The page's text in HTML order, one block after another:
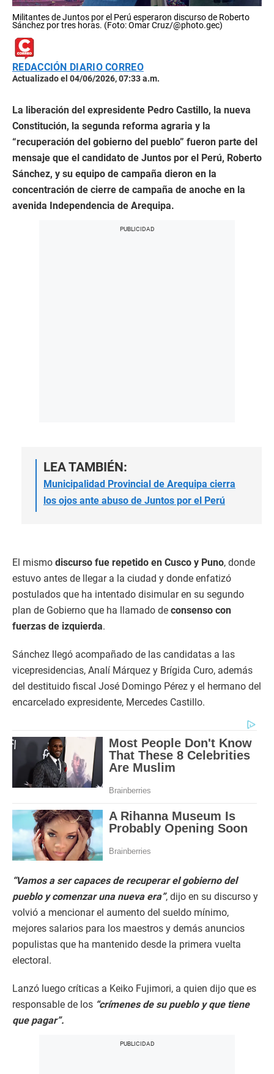
Militantes de Juntos por el Perú esperaron discurso de Roberto
Sánchez por tres horas. (Foto: Omar Cruz/@photo.gec)
REDACCIÓN DIARIO CORREO
Actualizado el 04/06/2026, 07:33 a.m.
La liberación del expresidente Pedro Castillo, la nueva
Constitución, la segunda reforma agraria y la
“recuperación del gobierno del pueblo” fueron parte del
mensaje que el candidato de Juntos por el Perú, Roberto
Sánchez, y su equipo de campaña dieron en la
concentración de cierre de campaña de anoche en la
avenida Independencia de Arequipa.
LEA TAMBIÉN:
Municipalidad Provincial de Arequipa cierra
los ojos ante abuso de Juntos por el Perú
El mismo discurso fue repetido en Cusco y Puno, donde
estuvo antes de llegar a la ciudad y donde enfatizó
postulados que ha intentado disimular en su segundo
plan de Gobierno que ha llamado de consenso con
fuerzas de izquierda.
Sánchez llegó acompañado de las candidatas a las
vicepresidencias, Analí Márquez y Brígida Curo, además
del destituido fiscal José Domingo Pérez y el hermano del
encarcelado expresidente, Mercedes Castillo.
“Vamos a ser capaces de recuperar el gobierno del
pueblo y comenzar una nueva era”, dijo en su discurso y
volvió a mencionar el aumento del sueldo mínimo,
mejores salarios para los maestros y demás anuncios
populistas que ha mantenido desde la primera vuelta
electoral.
Lanzó luego críticas a Keiko Fujimori, a quien dijo que es
responsable de los “crímenes de su pueblo y que tiene
que pagar”.